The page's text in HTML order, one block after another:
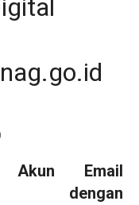
Akun Email
dengan